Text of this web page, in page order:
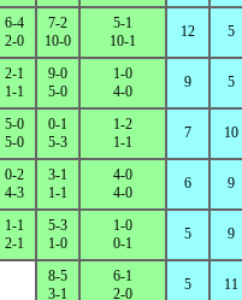
6-4
2-0
7-2
10-0
5-1
10-1
12 5
2-1
1-1
9-0
5-0
1-0
4-0
9 5
5-0
5-0
0-1
5-3
1-2
1-1
7 10
0-2
4-3
3-1
1-1
4-0
4-0
6 9
1-1
2-1
5-3
1-0
1-0
0-1
5 9
8-5
3-1
6-1
2-0
5 11